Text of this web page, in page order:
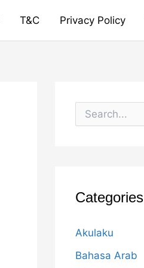
T&C Privacy Policy
o
rCategories
Akulaku
Bahasa Arab